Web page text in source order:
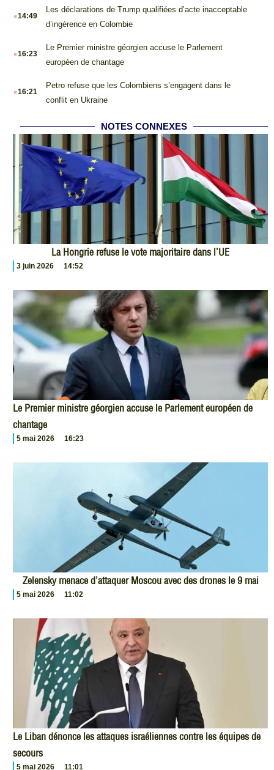
.14:49
Les déclarations de Trump qualifiées d’acte inacceptable
d’ingérence en Colombie
.16:23
Le Premier ministre géorgien accuse le Parlement
européen de chantage
.16:21
Petro refuse que les Colombiens s’engagent dans le
conflit en Ukraine
NOTES CONNEXES
La Hongrie refuse le vote majoritaire dans l’UE
3 juin 2026 14:52
Le Premier ministre géorgien accuse le Parlement européen de
chantage
5 mai 2026 16:23
Zelensky menace d’attaquer Moscou avec des drones le 9 mai
5 mai 2026 11:02
Le Liban dénonce les attaques israéliennes contre les équipes de
secours
5 mai 2026 11:01